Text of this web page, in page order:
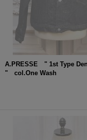
A.PRESSE " 1st Type
" col.One Wash